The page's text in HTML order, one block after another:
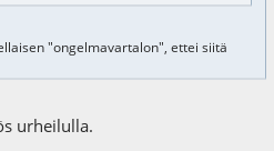
"ongelmavartalon", ettei siitä
urheilulla.